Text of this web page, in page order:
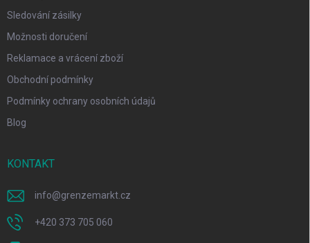
Sledování zásilky
Možnosti doručení
Reklamace a vrácení zboží
Obchodní podmínky
Podmínky ochrany osobních údajů
Blog
KONTAKT
info@grenzemarkt.cz
+420 373 705 060